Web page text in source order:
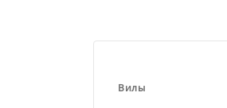
Вилы